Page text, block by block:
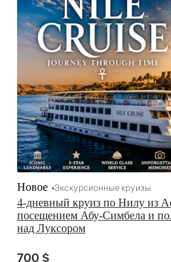
4-дневный круиз по Нилу из
посещением Абу-Симбела и
над Луксором
Новое Экскурсионные круизы
700 $